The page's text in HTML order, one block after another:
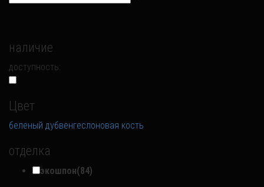
наличие
доступность:
Цвет
беленый дубвенгеслоновая кость
отделка
экошпон(84)